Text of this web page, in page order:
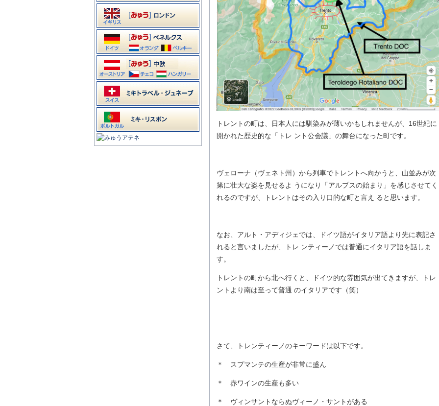
トレントの町は、日本人には馴染みが薄いかもしれませんが、16世紀に
開かれた歴史的な「トレ ント公会議」の舞台になった町です。
ヴェローナ（ヴェネト州）から列車でトレントへ向かうと、山並みが次
第に壮大な姿を見せるよ うになり「アルプスの始まり」を感じさせてく
れるのですが、トレントはその入り口的な町と言え ると思います。
なお、アルト・アディジェでは、ドイツ語がイタリア語より先に表記さ
れると言いましたが、トレ ンティーノでは普通にイタリア語を話しま
す。
トレントの町から北へ行くと、ドイツ的な雰囲気が出てきますが、トレ
ントより南は至って普通 のイタリアです（笑）
さて、トレンティーノのキーワードは以下です。
＊ スプマンテの生産が非常に盛ん
＊ 赤ワインの生産も多い
＊ ヴィンサントならぬヴィーノ・サントがある